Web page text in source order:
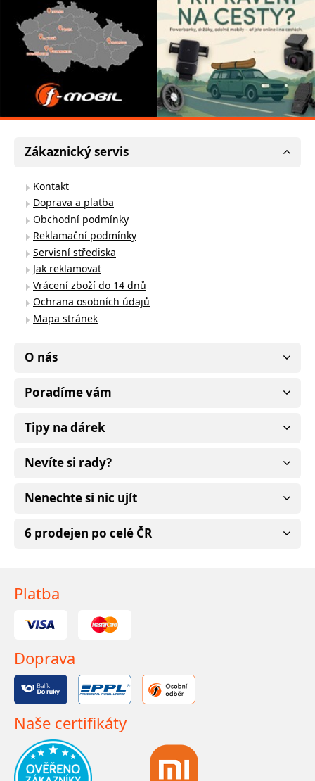
Zákaznický servis
Kontakt
Doprava a platba
Obchodní podmínky
Reklamační podmínky
Servisní střediska
Jak reklamovat
Vrácení zboží do 14 dnů
Ochrana osobních údajů
Mapa stránek
O nás
Poradíme vám
Tipy na dárek
Nevíte si rady?
Nenechte si nic ujít
6 prodejen po celé ČR
Platba
Doprava
Naše certifikáty